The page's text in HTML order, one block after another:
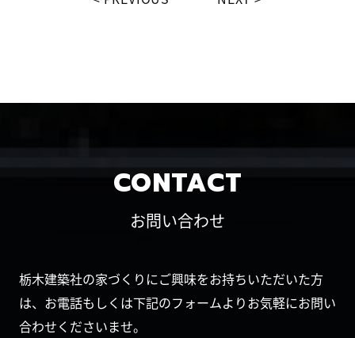
CONTACT
お問い合わせ
栃木建築社の家づくりにご興味をお持ちいただいた方
は、お電話もしくは下記のフォームよりお気軽にお問い
合わせくださいませ。